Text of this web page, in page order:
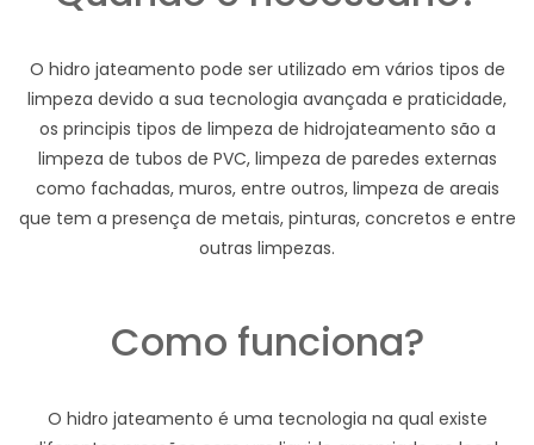
O hidro jateamento pode ser utilizado em vários tipos de
limpeza devido a sua tecnologia avançada e praticidade,
os principis tipos de limpeza de hidrojateamento são a
limpeza de tubos de PVC, limpeza de paredes externas
como fachadas, muros, entre outros, limpeza de areais
que tem a presença de metais, pinturas, concretos e entre
outras limpezas.
Como funciona?
O hidro jateamento é uma tecnologia na qual existe